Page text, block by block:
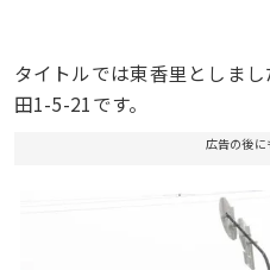
タイトルでは東香里としま
田1-5-21です。
広告の後に